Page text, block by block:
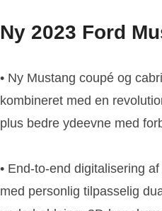
Ny 2023 Ford
• Ny Mustang coupé og
kombineret med en
plus bedre ydeevne med
• End-to-end digitalisering
med personlig tilpasselig